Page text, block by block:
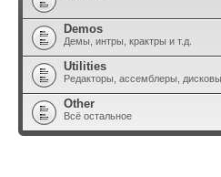
Demos
Демы, интры, крактры и т.д.
Utilities
Редакторы, ассемблеры,
Other
Всё остальное